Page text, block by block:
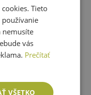
body
146
3,44 €
ENGLISH
Tieto
nemusíte
vás
Prečítať
VŠETKO